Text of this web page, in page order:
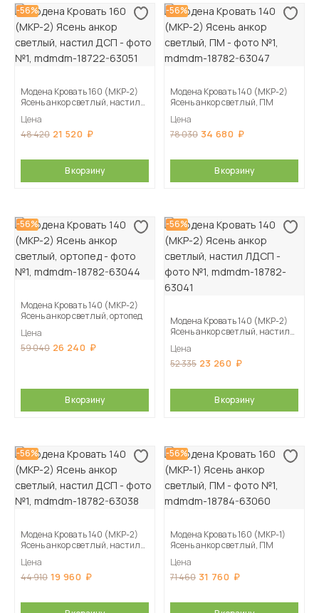
-56%
Модена Кровать 160 (МКР-2)
Ясень анкор светлый, настил
Цена
48 420 21 520
В корзину
-56%
Модена Кровать 140 (МКР-2)
Ясень анкор светлый, ПМ
Цена
78 030 34 680
В корзину
-56%
Модена Кровать 140 (МКР-2)
Ясень анкор светлый, ортопед
Цена
59 040 26 240
В корзину
-56%
Модена Кровать 140 (МКР-2)
Ясень анкор светлый, настил
Цена
52 335 23 260
В корзину
-56%
Модена Кровать 140 (МКР-2)
Ясень анкор светлый, настил
Цена
44 910 19 960
-56%
Модена Кровать 160 (МКР-1)
Ясень анкор светлый, ПМ
Цена
71 460 31 760